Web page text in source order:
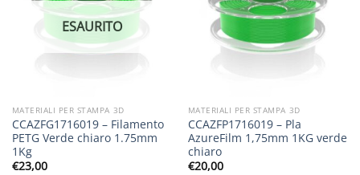
ESAURITO
MATERIALI PER STAMPA 3D
CCAZFG1716019 – Filamento
PETG Verde chiaro 1.75mm
1Kg
€23,00
MATERIALI PER STAMPA 3D
CCAZFP1716019 – Pla
AzureFilm 1,75mm 1KG verde
chiaro
€20,00